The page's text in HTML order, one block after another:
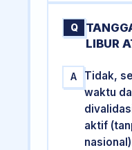
Q
LIBUR
A
Tidak,
waktu
aktif